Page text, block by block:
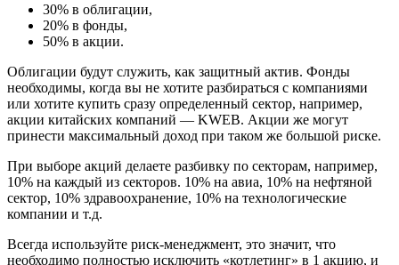
30% в облигации,
20% в фонды,
50% в акции.
Облигации будут служить, как защитный актив. Фонды
необходимы, когда вы не хотите разбираться с компаниями
или хотите купить сразу определенный сектор, например,
акции китайских компаний — KWEB. Акции же могут
принести максимальный доход при таком же большой риске.
При выборе акций делаете разбивку по секторам, например,
10% на каждый из секторов. 10% на авиа, 10% на нефтяной
сектор, 10% здравоохранение, 10% на технологические
компании и т.д.
Всегда используйте риск-менеджмент, это значит, что
необходимо полностью исключить «котлетинг» в 1 акцию, и